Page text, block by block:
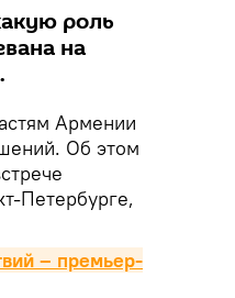
роль
на
Армении
Об этом
Петербурге,
– премьер-